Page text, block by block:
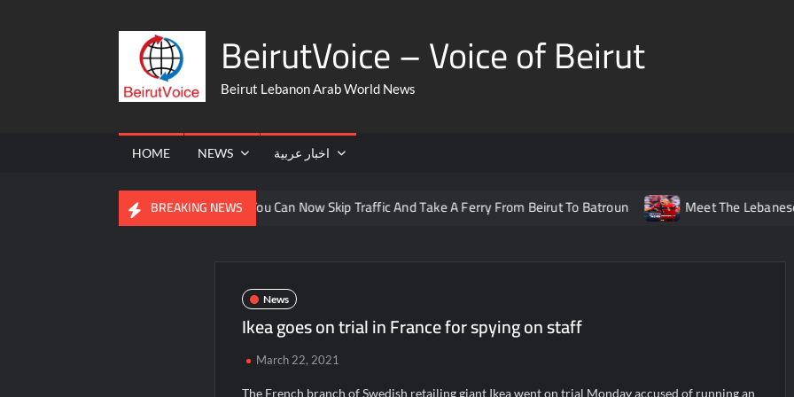
BeirutVoice – Voice of Beirut
Beirut Lebanon Arab World News
HOME NEWS اخبار عربية
BREAKING NEWS
The United States You Can Now Skip Traffic And Take A Ferry From Beirut To Batroun Meet The Lebanese Helping
News
Ikea goes on trial in France for spying on staff
March 22, 2021
The French branch of Swedish retailing giant Ikea went on trial Monday accused of running an